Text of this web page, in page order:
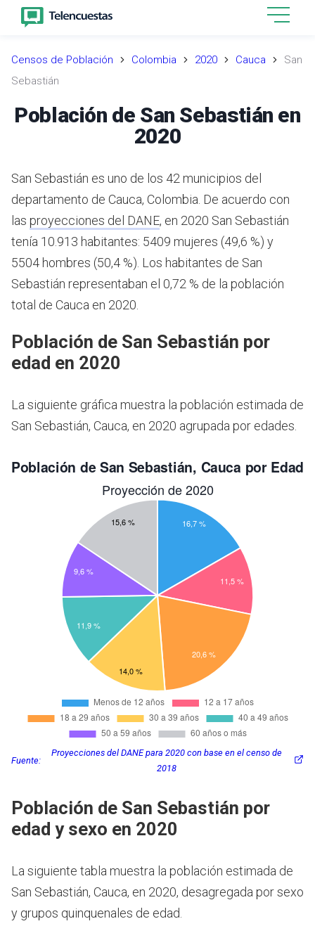
Censos de Población Colombia 2020 Cauca
San
Sebastián
Población de San Sebastián en
2020
San Sebastián es uno de los 42 municipios del
departamento de Cauca, Colombia. De acuerdo con
las proyecciones del DANE, en 2020 San Sebastián
tenía 10.913 habitantes: 5409 mujeres (49,6 %) y
5504 hombres (50,4 %). Los habitantes de San
Sebastián representaban el 0,72 % de la población
total de Cauca en 2020.
Población de San Sebastián por
edad en 2020
La siguiente gráfica muestra la población estimada de
San Sebastián, Cauca, en 2020 agrupada por edades.
Fuente:
Proyecciones del DANE para 2020 con base en el censo de
2018
Población de San Sebastián por
edad y sexo en 2020
La siguiente tabla muestra la población estimada de
San Sebastián, Cauca, en 2020, desagregada por sexo
y grupos quinquenales de edad.